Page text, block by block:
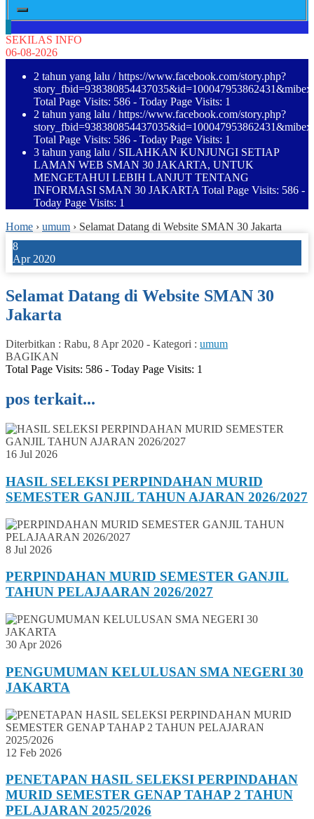
SEKILAS INFO
06-08-2026
2 tahun yang lalu / https://www.facebook.com/story.php?
Total Page Visits: 586 - Today Page Visits: 1
2 tahun yang lalu / https://www.facebook.com/story.php?
Total Page Visits: 586 - Today Page Visits: 1
3 tahun yang lalu / SILAHKAN KUNJUNGI SETIAP
LAMAN WEB SMAN 30 JAKARTA, UNTUK
MENGETAHUI LEBIH LANJUT TENTANG
INFORMASI SMAN 30 JAKARTA Total Page Visits: 586 -
Today Page Visits: 1
Home › umum › Selamat Datang di Website SMAN 30 Jakarta
8
Apr 2020
Selamat Datang di Website SMAN 30
Jakarta
Diterbitkan : Rabu, 8 Apr 2020 - Kategori : umum
BAGIKAN
Total Page Visits: 586 - Today Page Visits: 1
pos terkait...
16 Jul 2026
HASIL SELEKSI PERPINDAHAN MURID
SEMESTER GANJIL TAHUN AJARAN 2026/2027
8 Jul 2026
PERPINDAHAN MURID SEMESTER GANJIL
TAHUN PELAJAARAN 2026/2027
30 Apr 2026
PENGUMUMAN KELULUSAN SMA NEGERI 30
JAKARTA
12 Feb 2026
PENETAPAN HASIL SELEKSI PERPINDAHAN
MURID SEMESTER GENAP TAHAP 2 TAHUN
PELAJARAN 2025/2026